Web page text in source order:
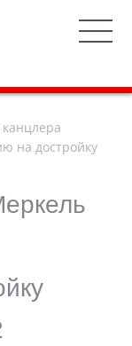
на достройку